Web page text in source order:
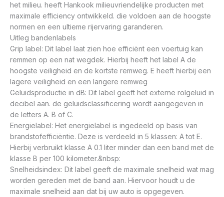
het milieu. heeft Hankook milieuvriendelijke producten met
maximale efficiency ontwikkeld. die voldoen aan de hoogste
normen en een ultieme rijervaring garanderen.
Uitleg bandenlabels
Grip label: Dit label laat zien hoe efficiënt een voertuig kan
remmen op een nat wegdek. Hierbij heeft het label A de
hoogste veiligheid en de kortste remweg. E heeft hierbij een
lagere veiligheid en een langere remweg
Geluidsproductie in dB: Dit label geeft het externe rolgeluid in
decibel aan. de geluidsclassificering wordt aangegeven in
de letters A. B of C.
Energielabel: Het energielabel is ingedeeld op basis van
brandstofefficiëntie. Deze is verdeeld in 5 klassen: A tot E.
Hierbij verbruikt klasse A 0.1 liter minder dan een band met de
klasse B per 100 kilometer.&nbsp:
Snelheidsindex: Dit label geeft de maximale snelheid wat mag
worden gereden met de band aan. Hiervoor houdt u de
maximale snelheid aan dat bij uw auto is opgegeven.